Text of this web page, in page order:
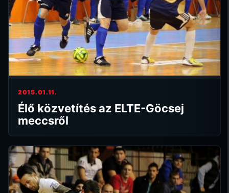
2015.01.11.
Élő közvetítés az ELTE-Göcsej
meccsről